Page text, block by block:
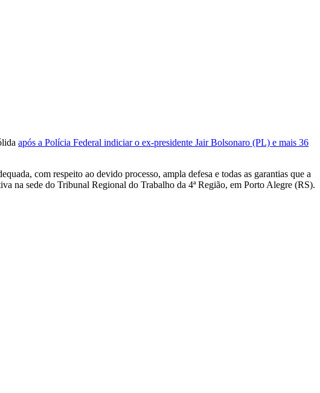
após a Polícia Federal indiciar o ex-presidente Jair Bolsonaro (PL) e mais 36
com respeito ao devido processo, ampla defesa e todas as garantias que a
na sede do Tribunal Regional do Trabalho da 4ª Região, em Porto Alegre (RS).